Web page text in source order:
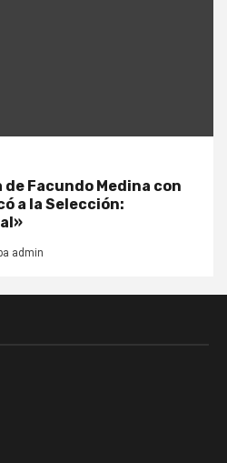
Facundo Medina con
a la Selección:
admin